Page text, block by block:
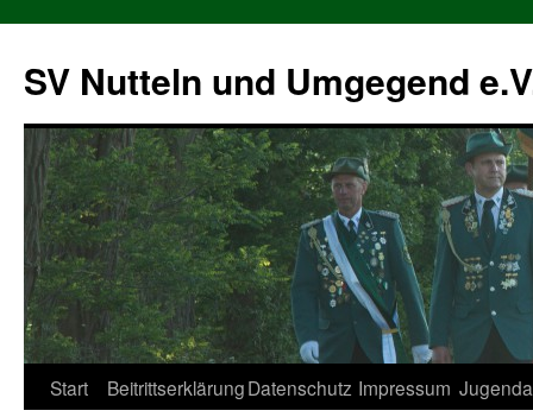
SV Nutteln und Umgegend
Zum
Start BeitrittserklärungDatenschutz Impressum